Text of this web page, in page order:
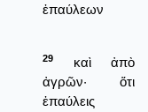
ἐπαύλεων
29
καὶ ἀπὸ
ἀγρῶν· ὅτι
ἐπαύλεις